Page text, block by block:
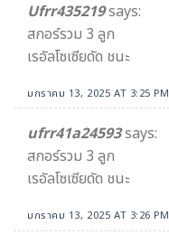
Ufrr435219says:
สกอร์รวม 3 ลูก
เรอัลโซเซียดัด ชนะ
มกราคม 13, 2025 AT 3:25 PM
ufrr41a24593says:
สกอร์รวม 3 ลูก
เรอัลโซเซียดัด ชนะ
มกราคม 13, 2025 AT 3:26 PM